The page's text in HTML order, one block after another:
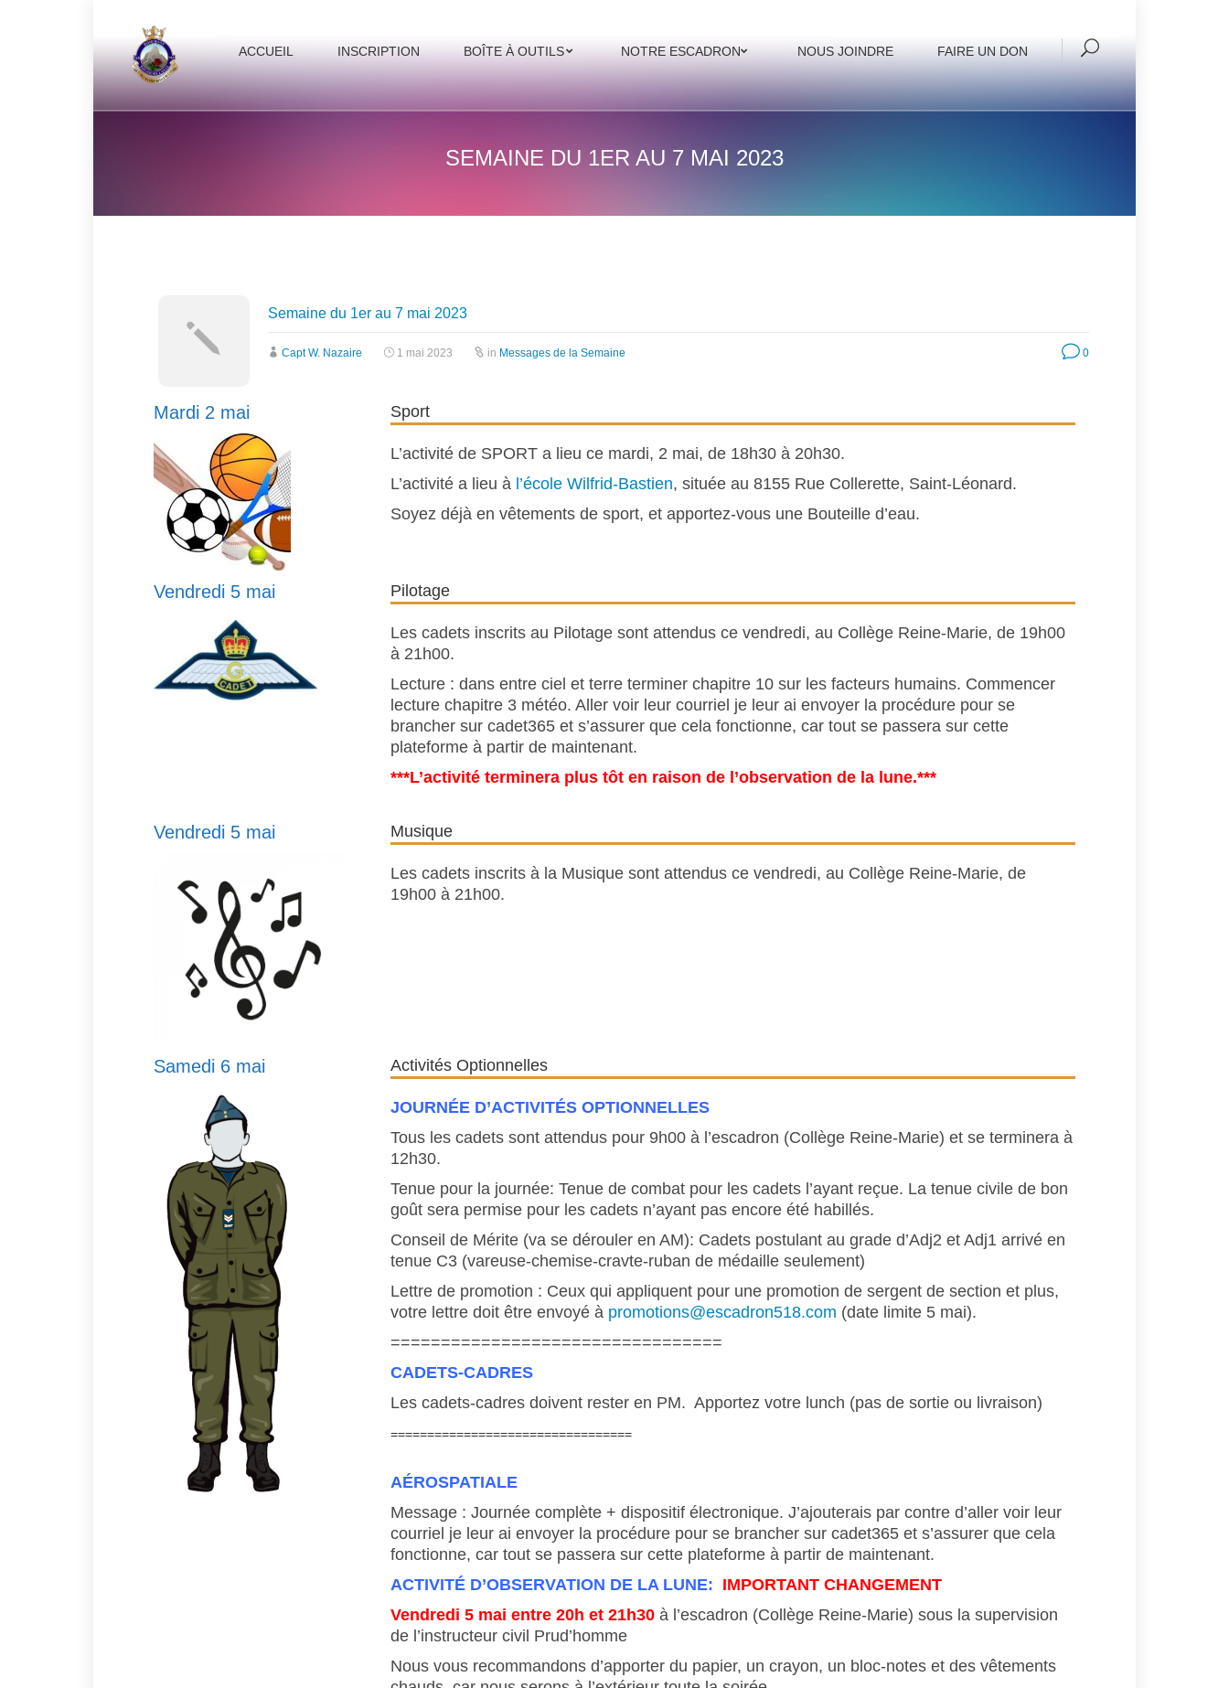
ACCUEIL INSCRIPTION BOÎTE À OUTILS NOTRE ESCADRON NOUS JOINDRE FAIRE UN DON
SEMAINE DU 1ER AU 7 MAI 2023
Semaine du 1er au 7 mai 2023
Capt W. Nazaire 1 mai 2023 in Messages de la Semaine 0
Mardi 2 mai Sport
L’activité de SPORT a lieu ce mardi, 2 mai, de 18h30 à 20h30.
L’activité a lieu à l’école Wilfrid-Bastien, située au 8155 Rue Collerette, Saint-Léonard.
Soyez déjà en vêtements de sport, et apportez-vous une Bouteille d’eau.
Vendredi 5 mai Pilotage
Les cadets inscrits au Pilotage sont attendus ce vendredi, au Collège Reine-Marie, de 19h00
à 21h00.
Lecture : dans entre ciel et terre terminer chapitre 10 sur les facteurs humains. Commencer
lecture chapitre 3 météo. Aller voir leur courriel je leur ai envoyer la procédure pour se
brancher sur cadet365 et s’assurer que cela fonctionne, car tout se passera sur cette
plateforme à partir de maintenant.
***L’activité terminera plus tôt en raison de l’observation de la lune.***
Vendredi 5 mai Musique
Les cadets inscrits à la Musique sont attendus ce vendredi, au Collège Reine-Marie, de
19h00 à 21h00.
Samedi 6 mai Activités Optionnelles
JOURNÉE D’ACTIVITÉS OPTIONNELLES
Tous les cadets sont attendus pour 9h00 à l’escadron (Collège Reine-Marie) et se terminera à
12h30.
Tenue pour la journée: Tenue de combat pour les cadets l’ayant reçue. La tenue civile de bon
goût sera permise pour les cadets n’ayant pas encore été habillés.
Conseil de Mérite (va se dérouler en AM): Cadets postulant au grade d’Adj2 et Adj1 arrivé en
tenue C3 (vareuse-chemise-cravte-ruban de médaille seulement)
Lettre de promotion : Ceux qui appliquent pour une promotion de sergent de section et plus,
votre lettre doit être envoyé à promotions@escadron518.com (date limite 5 mai).
=================================
CADETS-CADRES
Les cadets-cadres doivent rester en PM. Apportez votre lunch (pas de sortie ou livraison)
=================================
AÉROSPATIALE
Message : Journée complète + dispositif électronique. J’ajouterais par contre d’aller voir leur
courriel je leur ai envoyer la procédure pour se brancher sur cadet365 et s’assurer que cela
fonctionne, car tout se passera sur cette plateforme à partir de maintenant.
ACTIVITÉ D’OBSERVATION DE LA LUNE: IMPORTANT CHANGEMENT
Vendredi 5 mai entre 20h et 21h30à l’escadron (Collège Reine-Marie) sous la supervision
de l’instructeur civil Prud’homme
Nous vous recommandons d’apporter du papier, un crayon, un bloc-notes et des vêtements